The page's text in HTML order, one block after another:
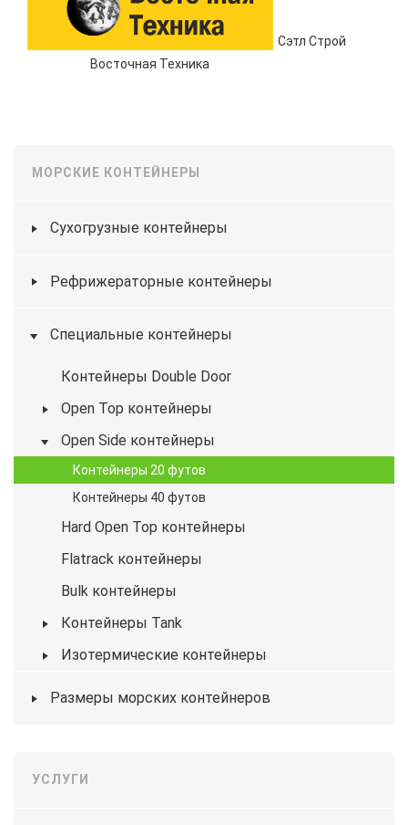
Восточная Техника
Сэтл Строй
МОРСКИЕ КОНТЕЙНЕРЫ
Сухогрузные контейнеры
Рефрижераторные контейнеры
Специальные контейнеры
Контейнеры Double Door
Open Top контейнеры
Open Side контейнеры
Контейнеры 20 футов
Контейнеры 40 футов
Hard Open Top контейнеры
Flatrack контейнеры
Bulk контейнеры
Контейнеры Tank
Изотермические контейнеры
Размеры морских контейнеров
УСЛУГИ